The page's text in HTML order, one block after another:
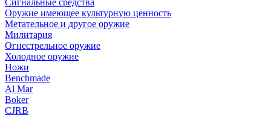
Сигнальные средства
Оружие имеющее культурную ценность
Метательное и другое оружие
Милитария
Огнестрельное оружие
Холодное оружие
Ножи
Benchmade
Al Mar
Boker
CJRB